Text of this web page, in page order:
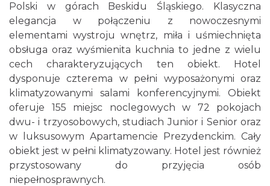
Polski w górach Beskidu Śląskiego. Klasyczna
elegancja w połączeniu z nowoczesnymi
elementami wystroju wnętrz, miła i uśmiechnięta
obsługa oraz wyśmienita kuchnia to jedne z wielu
cech charakteryzujących ten obiekt. Hotel
dysponuje czterema w pełni wyposażonymi oraz
klimatyzowanymi salami konferencyjnymi. Obiekt
oferuje 155 miejsc noclegowych w 72 pokojach
dwu- i trzyosobowych, studiach Junior i Senior oraz
w luksusowym Apartamencie Prezydenckim. Cały
obiekt jest w pełni klimatyzowany. Hotel jest również
przystosowany do przyjęcia osób
niepełnosprawnych.